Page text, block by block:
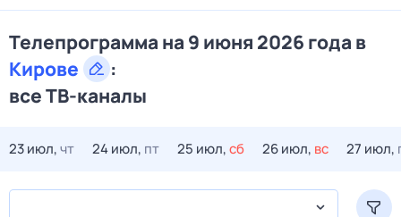
Телепрограмма на 9 июня 2026 года в
Кирове
:
все ТВ-каналы
23 июл,чт 24 июл, пт 25 июл,сб 26 июл, вс 27 июл,